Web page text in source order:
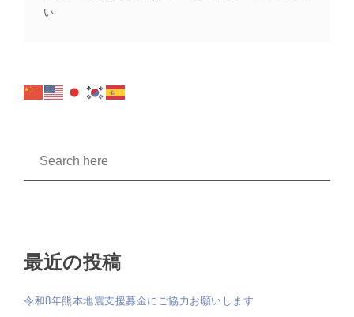
い
最近の投稿
令和8年熊本地震支援募金にご協力お願いします